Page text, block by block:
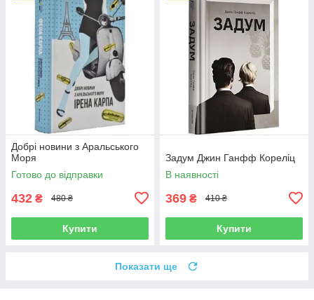
Добрі новини з Аральського
Моря
Готово до відправки
432 ₴ 480 ₴
Купити
Задум Джин Ганфф Кореліц
В наявності
369 ₴ 410 ₴
Купити
Показати ще